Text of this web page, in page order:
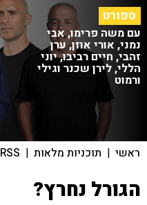
ספורט
עם משה פרימו, אבי
נמני, אורי אוזן, ערן
זהבי, חיים רביבו, יוני
הללי, לירן שכנר וגילי
ורמוט
ראשי | תוכניות מלאות |
RSS
הגורל נחרץ?